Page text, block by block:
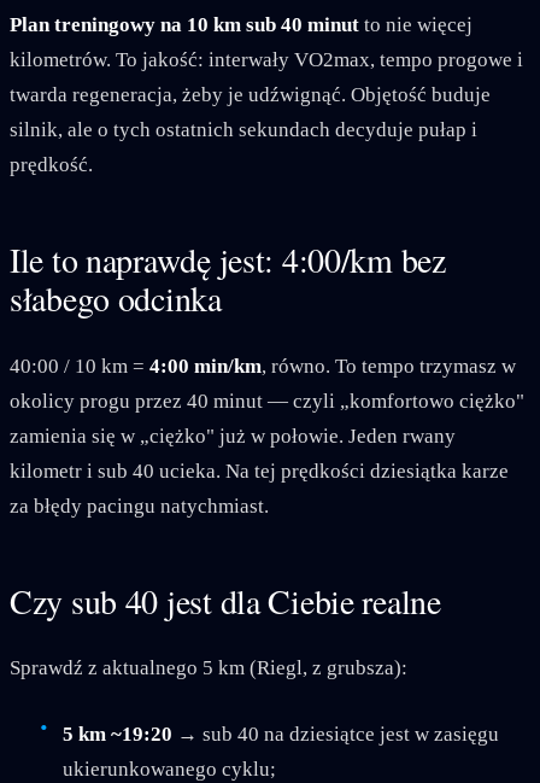
Plan treningowy na 10 km sub 40 minut to nie więcej
kilometrów. To jakość: interwały VO2max, tempo progowe i
twarda regeneracja, żeby je udźwignąć. Objętość buduje
silnik, ale o tych ostatnich sekundach decyduje pułap i
prędkość.
Ile to naprawdę jest: 4:00/km bez
słabego odcinka
40:00 / 10 km = 4:00 min/km, równo. To tempo trzymasz w
okolicy progu przez 40 minut — czyli „komfortowo ciężko"
zamienia się w „ciężko" już w połowie. Jeden rwany
kilometr i sub 40 ucieka. Na tej prędkości dziesiątka karze
za błędy pacingu natychmiast.
Czy sub 40 jest dla Ciebie realne
Sprawdź z aktualnego 5 km (Riegl, z grubsza):
5 km ~19:20 → sub 40 na dziesiątce jest w zasięgu
ukierunkowanego cyklu;